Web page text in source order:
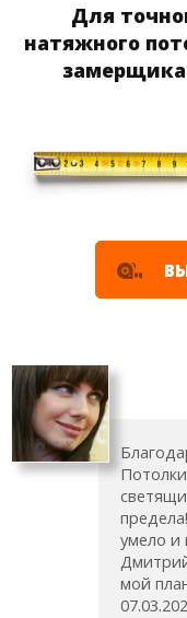
Для
натяжного
умело и
мой